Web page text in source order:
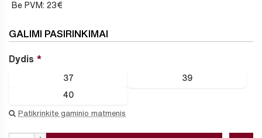
Be PVM: 23€
GALIMI PASIRINKIMAI
Dydis
37 39
40
Patikrinkite gaminio matmenis